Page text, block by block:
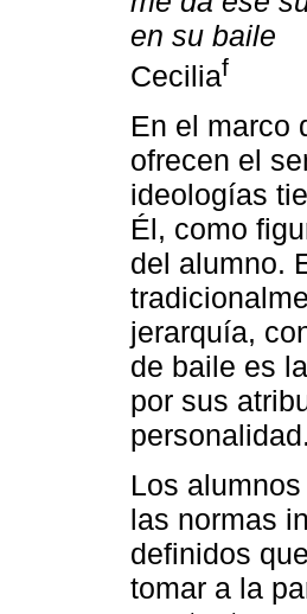
en su baile
Ceciliaf
En el marco
ofrecen el
ideologías
Él, como
del alumno.
jerarquía,
de baile es
por sus
personalidad.
Los
las normas
definidos
tomar a la